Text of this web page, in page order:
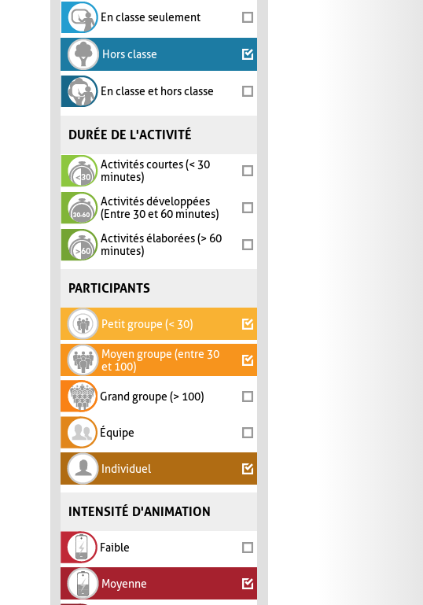
En classe seulement
Hors classe
En classe et hors classe
DURÉE DE L'ACTIVITÉ
Activités courtes (< 30
minutes)
Activités développées
(Entre 30 et 60 minutes)
Activités élaborées (> 60
minutes)
PARTICIPANTS
Petit groupe (< 30)
Moyen groupe (entre 30
et 100)
Grand groupe (> 100)
Équipe
Individuel
INTENSITÉ D'ANIMATION
Faible
Moyenne